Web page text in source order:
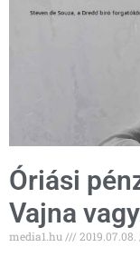
Óriási
Vajna
media1.hu 2019.07.08.